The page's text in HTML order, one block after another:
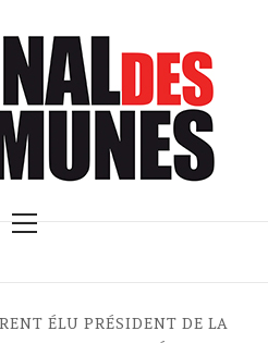
ÉLU PRÉSIDENT DE LA